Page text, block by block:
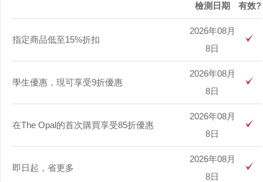
檢測日期 有效?
指定商品低至15%折扣
2026年08月
8日
學生優惠，現可享受9折優惠
2026年08月
8日
在The Opal的首次購買享受85折優惠
2026年08月
8日
即日起，省更多
2026年08月
8日